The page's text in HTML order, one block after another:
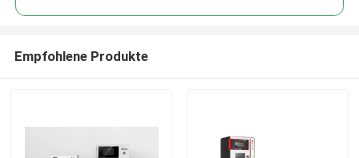
Empfohlene Produkte